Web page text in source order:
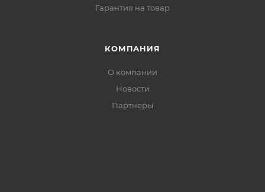
Гарантия на товар
КОМПАНИЯ
О компании
Новости
Партнеры